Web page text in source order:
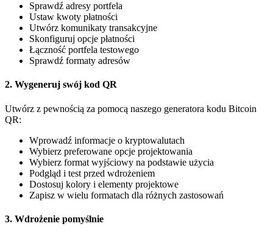
Sprawdź adresy portfela
Ustaw kwoty płatności
Utwórz komunikaty transakcyjne
Skonfiguruj opcje płatności
Łączność portfela testowego
Sprawdź formaty adresów
2. Wygeneruj swój kod QR
Utwórz z pewnością za pomocą naszego generatora kodu Bitcoin
QR:
Wprowadź informacje o kryptowalutach
Wybierz preferowane opcje projektowania
Wybierz format wyjściowy na podstawie użycia
Podgląd i test przed wdrożeniem
Dostosuj kolory i elementy projektowe
Zapisz w wielu formatach dla różnych zastosowań
3. Wdrożenie pomyślnie